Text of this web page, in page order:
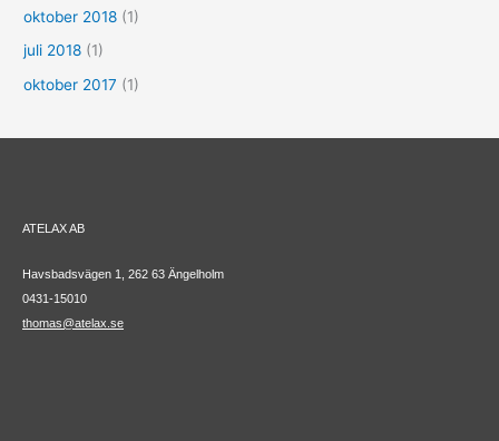
oktober 2018 (1)
juli 2018 (1)
oktober 2017 (1)
ATELAX AB
Havsbadsvägen 1, 262 63 Ängelholm
0431-15010
thomas@atelax.se